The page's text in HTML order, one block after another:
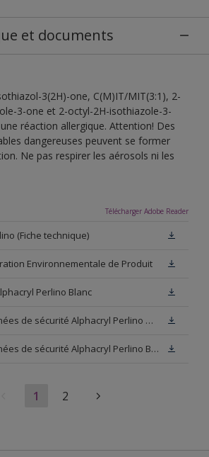
et documents
3(2H)-one, C(M)IT/MIT(3:1), 2-
3-one et 2-octyl-2H-isothiazole-3-
réaction allergique. Attention! Des
dangereuses peuvent se former
Ne pas respirer les aérosols ni les
Télécharger Adobe Reader
(Fiche technique)
Environnementale de Produit
Perlino Blanc
Fiche de données de sécurité Alphacryl Perlino N00 (SDS)
Fiche de données de sécurité Alphacryl Perlino Blanc (SDS)
1 2